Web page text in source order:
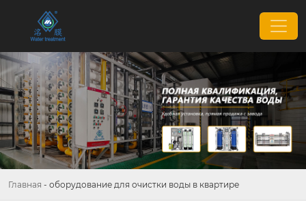
Главная - оборудование для очистки воды в квартире